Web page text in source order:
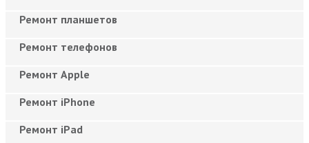
Ремонт планшетов
Ремонт телефонов
Ремонт Apple
Ремонт iPhone
Ремонт iPad